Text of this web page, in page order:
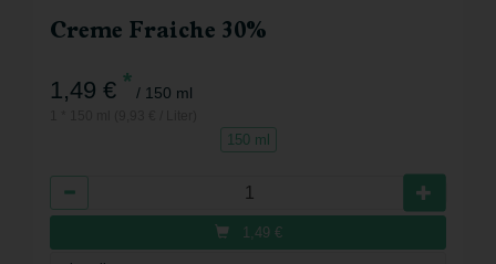
Creme Fraiche 30%
1,49 € * / 150 ml
150 ml
1,49 €